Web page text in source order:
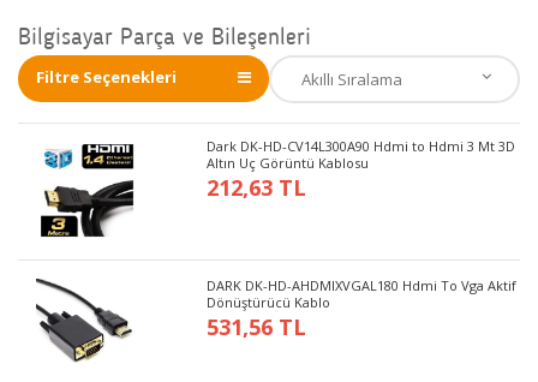
Bilgisayar Parça ve Bileşenleri
Filtre Seçenekleri
Dark DK-HD-CV14L300A90 Hdmi to Hdmi 3 Mt 3D
Altın Uç Görüntü Kablosu
212,63 TL
DARK DK-HD-AHDMIXVGAL180 Hdmi To Vga Aktif
Dönüştürücü Kablo
531,56 TL